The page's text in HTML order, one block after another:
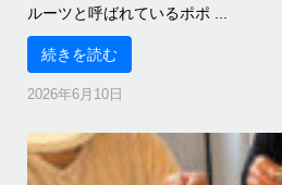
ルーツと呼ばれているポポ ...
続きを読む
2026年6月10日